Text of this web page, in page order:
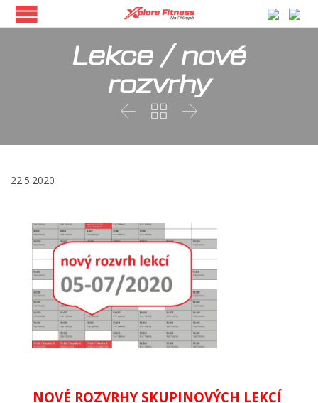
Lekce / nové
rozvrhy
  
22.5.2020
NOVÉ ROZVRHY SKUPINOVÝCH LEKCÍ